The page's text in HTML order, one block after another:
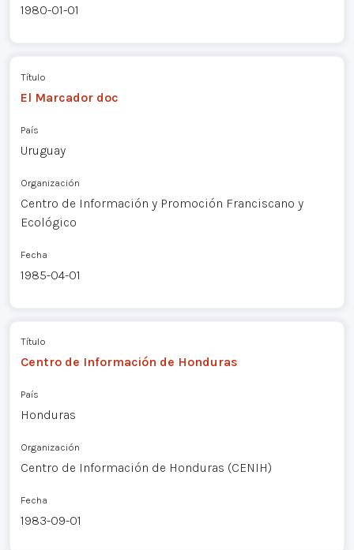
1980-01-01
Título
El Marcador doc
País
Uruguay
Organización
Centro de Información y Promoción Franciscano y
Ecológico
Fecha
1985-04-01
Título
Centro de Información de Honduras
País
Honduras
Organización
Centro de Información de Honduras (CENIH)
Fecha
1983-09-01